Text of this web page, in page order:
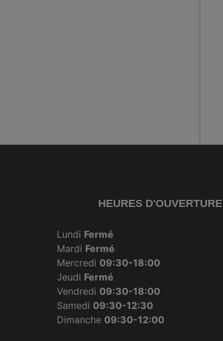
HEURES D'OUVERTURE
Lundi Fermé
Mardi Fermé
Mercredi 09:30-18:00
Jeudi Fermé
Vendredi 09:30-18:00
Samedi 09:30-12:30
Dimanche 09:30-12:00